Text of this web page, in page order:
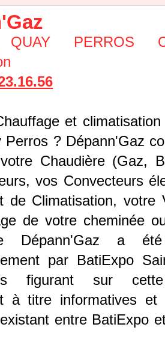
QUAY PERROS
et
Perros ? Dépann'Gaz
Chaudière (Gaz,
vos Convecteurs
de Climatisation, votre
de votre cheminée
Dépann'Gaz a été
par BatiExpo
figurant sur
à titre informatives et
entre BatiExpo